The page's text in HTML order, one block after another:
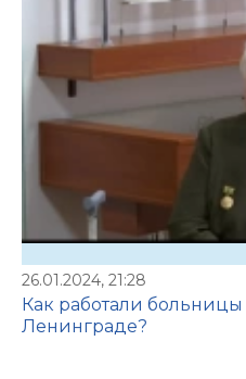
26.01.2024, 21:28
Как работали
Ленинграде?